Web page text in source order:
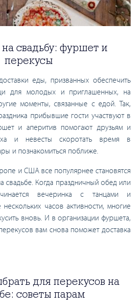
свадьбу: фуршет и
перекусы
еды, призванных обеспечить
для молодых и приглашенных, на
моменты, связанные с едой. Так,
прибывшие гости участвуют в
и аперитив помогают друзьям и
и невесты скоротать время в
и познакомиться поближе.
и США все популярнее становятся
свадьбе. Когда праздничный обед или
вечеринка с танцами и
часов активности, многие
вновь. И в организации фуршета,
вам снова поможет доставка
для перекусов на
советы парам